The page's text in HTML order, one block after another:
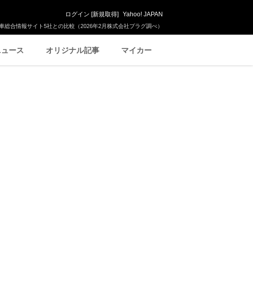
合情報サイト5社との比較（2026年2月株式会社プラグ調べ）
ログイン [新規取得] Yahoo! JAPAN
ース オリジナル記事 マイカー